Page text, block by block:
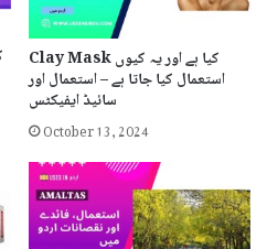
Clay Mask کیا ہے اور یہ کیوں
استعمال کیا جاتا ہے – استعمال اور
سائیڈ ایفیکٹس
October 13, 2024